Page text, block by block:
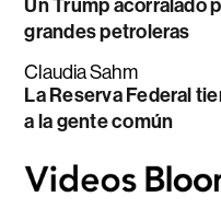
Un Trump acorralado
grandes petroleras
Claudia Sahm
La Reserva Federal
a la gente común